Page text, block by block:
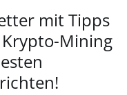
mit Tipps
Mining